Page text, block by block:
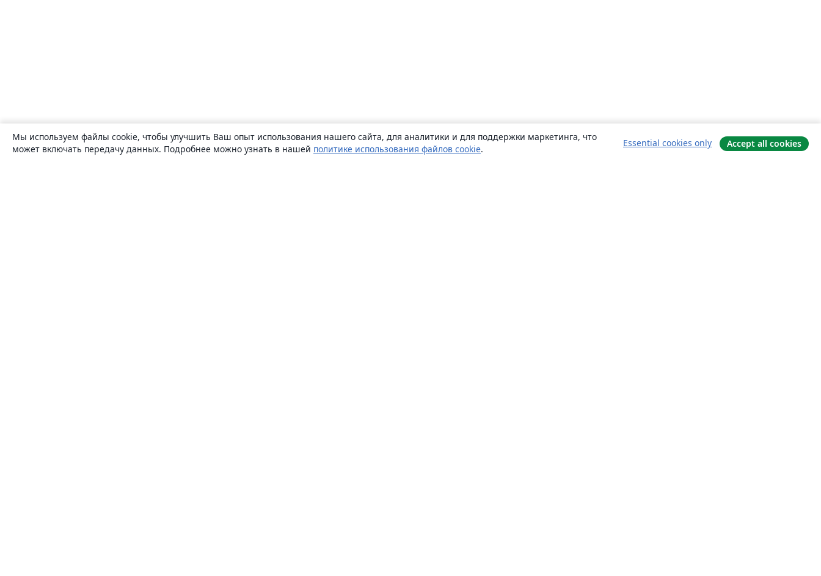
Мы используем файлы cookie, чтобы улучшить Ваш опыт использования нашего сайта, для аналитики и для поддержки маркетинга, что
может включать передачу данных. Подробнее можно узнать в нашей политике использования файлов cookie.
Essential cookies only Accept all cookies